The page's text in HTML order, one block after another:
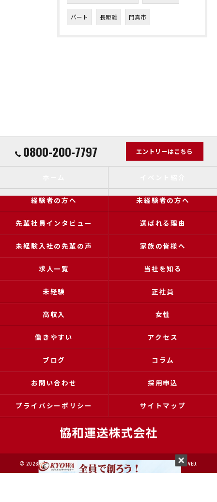
パート 長距離 門真市
0800-200-7797 エントリーはこちら
経験者の方へ 未経験者の方へ
先輩社員インタビュー 選ばれる理由
未経験入社の先輩の声 家族の皆様へ
求人一覧 当社を知る
未経験 正社員
高収入 女性
働きやすい アクセス
ブログ コラム
お問い合わせ 採用申込
プライバシーポリシー サイトマップ
© 2026 大阪で運送の求人なら協和運送株式会社 ALL RIGHTS RESERVED.